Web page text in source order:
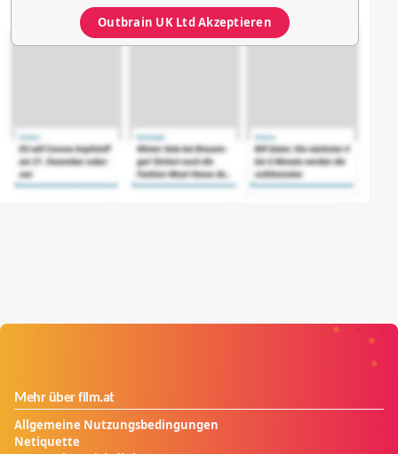
Outbrain UK LtdAkzeptieren
Mehr über film.at
Allgemeine Nutzungsbedingungen
Netiquette